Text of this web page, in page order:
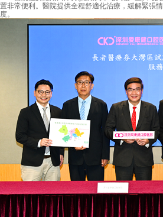
置非常便利。醫院提供全程舒適化治療，緩解緊張
度。